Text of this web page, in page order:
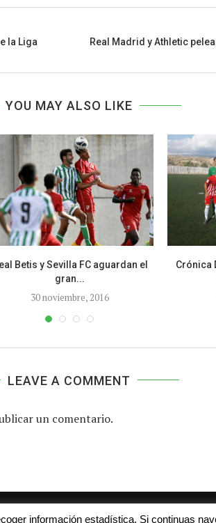
la Liga
Real Madrid y Athletic
YOU MAY ALSO LIKE
Betis y Sevilla FC aguardan el
gran...
30 noviembre, 2016
Crónica
LEAVE A COMMENT
un comentario.
Aviso legal Contacto
información estadística. Si continuas